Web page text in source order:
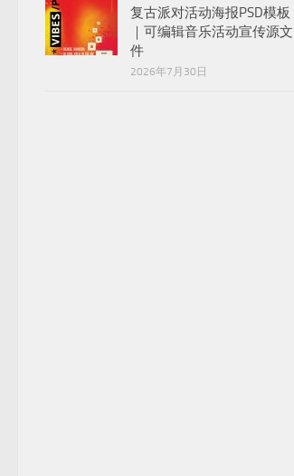
复古派对活动海报PSD模板
｜可编辑音乐活动宣传源文
件
2026年7月30日